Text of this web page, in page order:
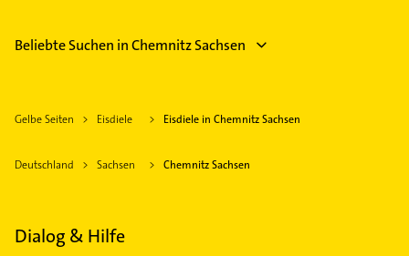
Beliebte Suchen in Chemnitz Sachsen
Gelbe Seiten Eisdiele Eisdiele in Chemnitz Sachsen
Deutschland Sachsen Chemnitz Sachsen
Dialog & Hilfe